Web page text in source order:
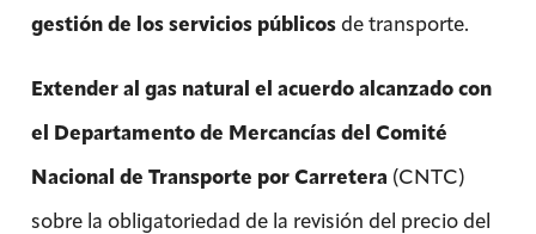
gestión de los servicios públicos de transporte.
Extender al gas natural el acuerdo alcanzado con
el Departamento de Mercancías del Comité
Nacional de Transporte por Carretera (CNTC)
sobre la obligatoriedad de la revisión del precio del